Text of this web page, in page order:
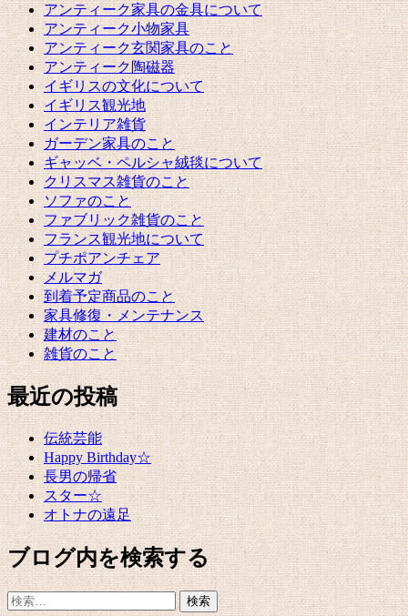
アンティーク家具の金具について
アンティーク小物家具
アンティーク玄関家具のこと
アンティーク陶磁器
イギリスの文化について
イギリス観光地
インテリア雑貨
ガーデン家具のこと
ギャッベ・ペルシャ絨毯について
クリスマス雑貨のこと
ソファのこと
ファブリック雑貨のこと
フランス観光地について
プチポアンチェア
メルマガ
到着予定商品のこと
家具修復・メンテナンス
建材のこと
雑貨のこと
最近の投稿
伝統芸能
Happy Birthday☆
長男の帰省
スター☆
オトナの遠足
ブログ内を検索する
検